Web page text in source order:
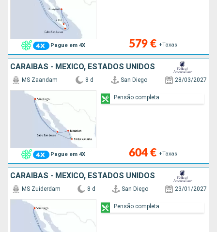
Pague em 4X 579 € +Taxas
CARAIBAS - MEXICO, ESTADOS UNIDOS
Pague em 4X
MS Zaandam 8 d San Diego 28/03/2027
604 € +Taxas
Pensão completa
CARAIBAS - MEXICO, ESTADOS UNIDOS
MS Zuiderdam 8 d San Diego 23/01/2027
Pensão completa